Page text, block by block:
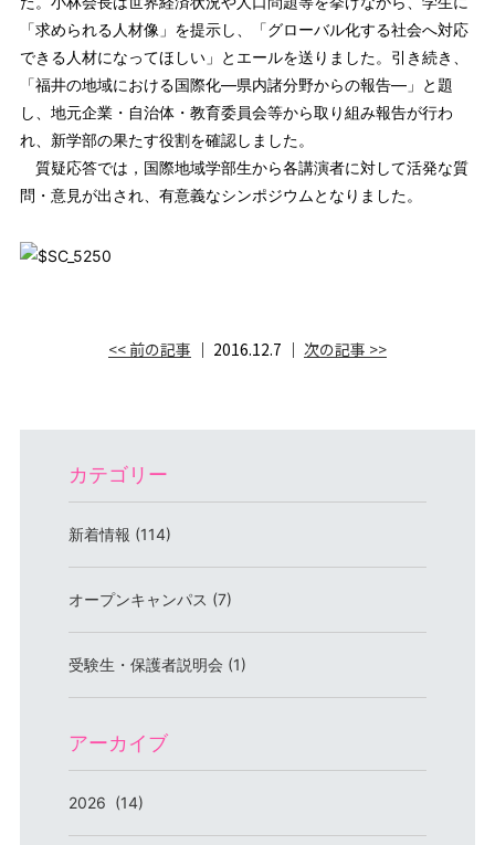
「求められる人材像」を提示し、「グローバル化する社会へ対応
できる人材になってほしい」とエールを送りました。引き続き、
「福井の地域における国際化―県内諸分野からの報告―」と題
し、地元企業・自治体・教育委員会等から取り組み報告が行わ
れ、新学部の果たす役割を確認しました。
質疑応答では，国際地域学部生から各講演者に対して活発な質
問・意見が出され、有意義なシンポジウムとなりました。
<< 前の記事 │ 2016.12.7 │ 次の記事 >>
カテゴリー
新着情報 (114)
オープンキャンパス (7)
受験生・保護者説明会 (1)
アーカイブ
2026 (14)